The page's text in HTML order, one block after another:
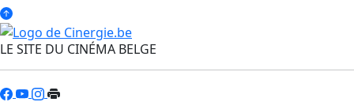
LE SITE DU CINÉMA BELGE